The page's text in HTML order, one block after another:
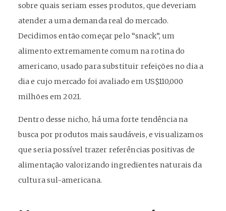
sobre quais seriam esses produtos, que deveriam
atender a uma demanda real do mercado.
Decidimos então começar pelo “snack”, um
alimento extremamente comum na rotina do
americano, usado para substituir refeições no dia a
dia e cujo mercado foi avaliado em US$110,000
milhões em 2021.
Dentro desse nicho, há uma forte tendência na
busca por produtos mais saudáveis, e visualizamos
que seria possível trazer referências positivas de
alimentação valorizando ingredientes naturais da
cultura sul-americana.